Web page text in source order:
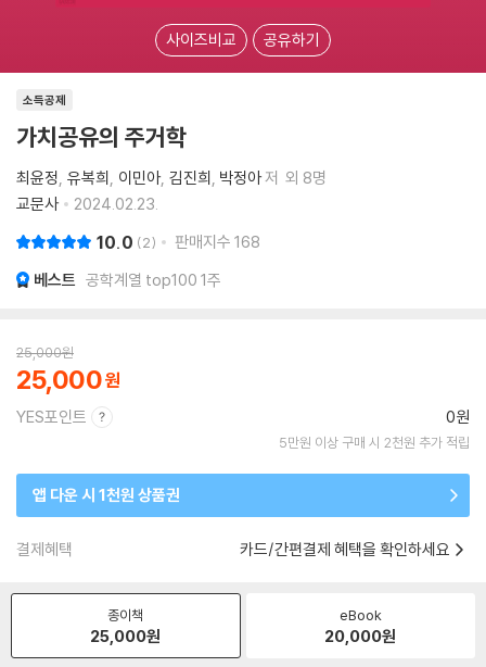
사이즈비교 공유하기
소득공제
가치공유의 주거학
최윤정 유복희 이민아 김진희 박정아저 외 8명
교문사
2024.02.23.
10.0 2 판매지수 168
베스트 공학계열 top100 1주
25,000원
25,000
YES포인트 0원
5만원 이상 구매 시 2천원 추가 적립
앱 다운 시 1천원 상품권
결제혜택 카드/간편결제 혜택을 확인하세요
종이책
25,000원
eBook
20,000원